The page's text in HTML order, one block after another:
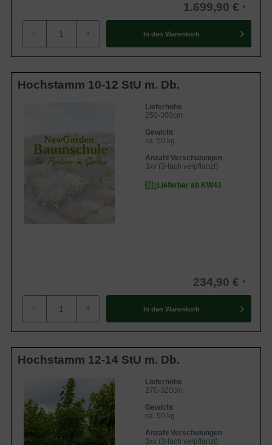
1.699,90 €
- + In den Warenkorb
Hochstamm 10-12 StU m. Db.
Lieferhöhe
250-300cm
Gewicht
ca. 50 kg
Anzahl Verschulungen
3xv (3-fach verpflanzt)
Lieferbar ab KW43
234,90 €
- + In den Warenkorb
Hochstamm 12-14 StU m. Db.
Lieferhöhe
270-320cm
Gewicht
ca. 50 kg
Anzahl Verschulungen
3xv (3-fach verpflanzt)